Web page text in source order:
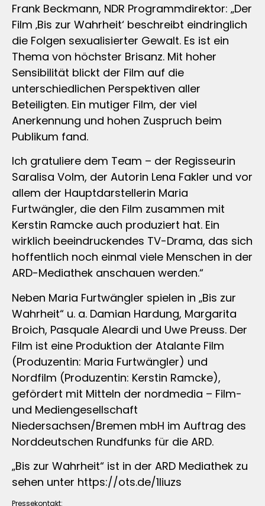
Frank Beckmann, NDR Programmdirektor: „Der
Film ‚Bis zur Wahrheit‘ beschreibt eindringlich
die Folgen sexualisierter Gewalt. Es ist ein
Thema von höchster Brisanz. Mit hoher
Sensibilität blickt der Film auf die
unterschiedlichen Perspektiven aller
Beteiligten. Ein mutiger Film, der viel
Anerkennung und hohen Zuspruch beim
Publikum fand.
Ich gratuliere dem Team – der Regisseurin
Saralisa Volm, der Autorin Lena Fakler und vor
allem der Hauptdarstellerin Maria
Furtwängler, die den Film zusammen mit
Kerstin Ramcke auch produziert hat. Ein
wirklich beeindruckendes TV-Drama, das sich
hoffentlich noch einmal viele Menschen in der
ARD-Mediathek anschauen werden.“
Neben Maria Furtwängler spielen in „Bis zur
Wahrheit“ u. a. Damian Hardung, Margarita
Broich, Pasquale Aleardi und Uwe Preuss. Der
Film ist eine Produktion der Atalante Film
(Produzentin: Maria Furtwängler) und
Nordfilm (Produzentin: Kerstin Ramcke),
gefördert mit Mitteln der nordmedia – Film-
und Mediengesellschaft
Niedersachsen/Bremen mbH im Auftrag des
Norddeutschen Rundfunks für die ARD.
„Bis zur Wahrheit“ ist in der ARD Mediathek zu
sehen unter https://ots.de/1Iiuzs
Pressekontakt: